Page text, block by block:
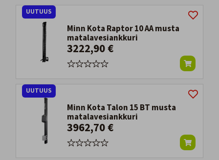
Minn Kota Raptor 10 AA musta
matalavesiankkuri
3222,90 €
UUTUUS
Minn Kota Talon 15 BT musta
matalavesiankkuri
3962,70 €
UUTUUS